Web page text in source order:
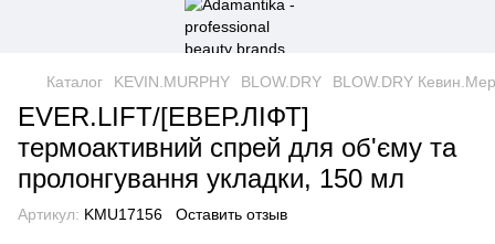
Каталог KEVIN.MURPHY BLOW.DRY BLOW.DRY
EVER.LIFT/[ЕВЕР.ЛІФТ]
термоактивний спрей для об'єму та
пролонгування укладки, 150 мл
Артикул: KMU17156 Оставить отзыв